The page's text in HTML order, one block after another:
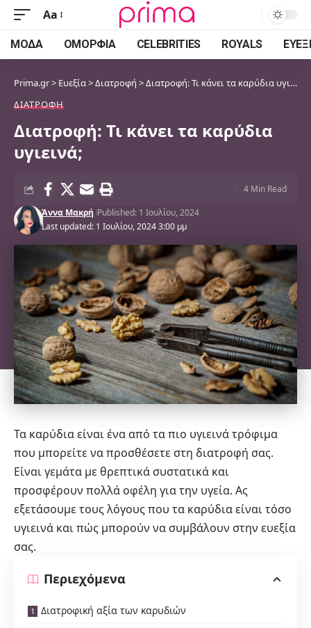
Font
Resizer
Aa
ΜΌΔΑ ΟΜΟΡΦΙΆ CELEBRITIES ROYALS
Prima.gr> Ευεξία>Διατροφή >Διατροφή: Τι κάνει τα καρύδια υγιεινά;
ΔΙΑΤΡΟΦΉ
Διατροφή: Τι κάνει τα καρύδια
υγιεινά;
Last updated: 1 Ιουλίου, 2024 3:00 μμ
Άννα Μακρή Published: 1 Ιουλίου, 2024
4 Min Read
Τα καρύδια είναι ένα από τα πιο υγιεινά τρόφιμα
που μπορείτε να προσθέσετε στη διατροφή σας.
Είναι γεμάτα με θρεπτικά συστατικά και
προσφέρουν πολλά οφέλη για την υγεία. Ας
εξετάσουμε τους λόγους που τα καρύδια είναι τόσο
υγιεινά και πώς μπορούν να συμβάλουν στην ευεξία
σας.
Περιεχόμενα
Διατροφική αξία των καρυδιών